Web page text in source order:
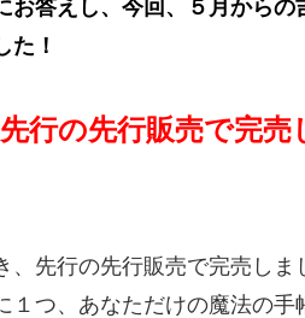
お答えし、今回、５月から
た！
行の先行販売で完
、先行の先行販売で完売し
１つ、あなただけの魔法の手